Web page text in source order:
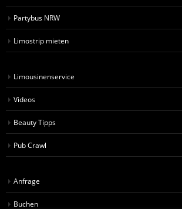
Partybus NRW
Limostrip mieten
Limousinenservice
Videos
Beauty Tipps
Pub Crawl
Anfrage
Buchen